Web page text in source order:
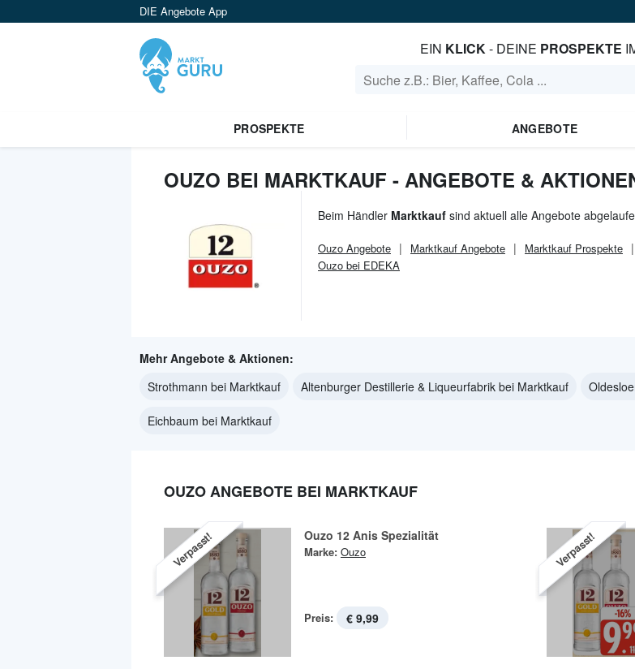
DIE Angebote App
EIN KLICK- DEINE PROSPEKTE
PROSPEKTE ANGEBOTE
OUZO BEI MARKTKAUF - ANGEBOTE &
Beim Händler Marktkauf sind aktuell alle Angebote
Ouzo Angebote Marktkauf Angebote Marktkauf Prospekte
Ouzo bei EDEKA
Mehr Angebote & Aktionen:
Strothmann bei Marktkauf
Altenburger Destillerie & Liqueurfabrik bei Marktkauf
Eichbaum bei Marktkauf
OUZO ANGEBOTE BEI MARKTKAUF
Verpasst! Ouzo 12 Anis Spezialität
Marke: Ouzo
Preis: € 9,99
Verpasst!